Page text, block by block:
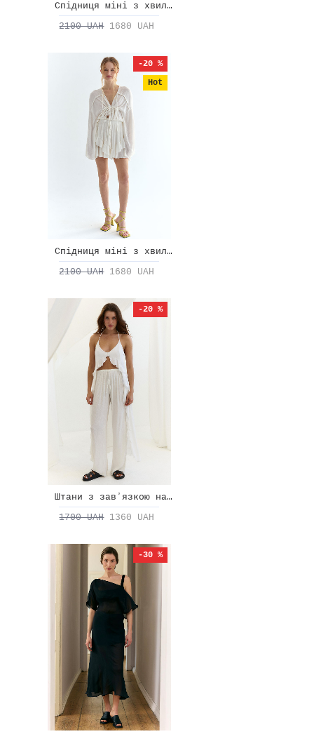
Спідниця міні з хвилею
2100 UAH 1680 UAH
Hot
-20 %
Спідниця міні з хвилею
2100 UAH 1680 UAH
-20 %
Штани з завʼязкою на талії
1700 UAH 1360 UAH
-30 %